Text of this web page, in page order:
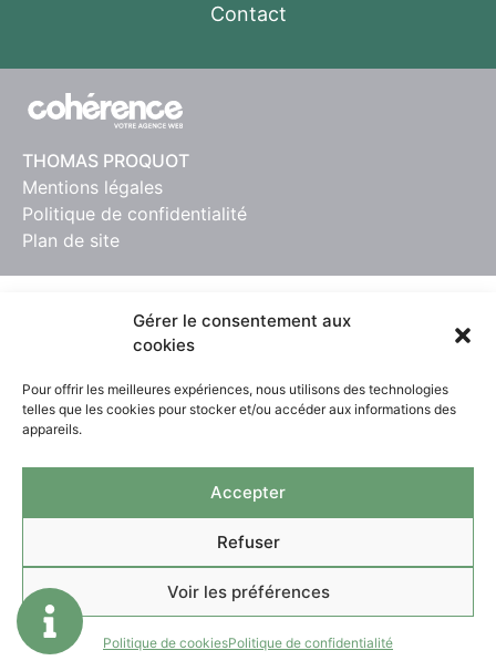
Gérer le consentement aux
cookies
Pour offrir les meilleures expériences, nous utilisons des technologies
telles que les cookies pour stocker et/ou accéder aux informations des
appareils.
Accepter
Refuser
Voir les préférences
Politique de cookiesPolitique de confidentialité
Contact
THOMAS PROQUOT
Mentions légales
Politique de confidentialité
Plan de site